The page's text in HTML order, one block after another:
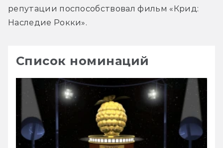
репутации поспособствовал фильм «Крид:
Наследие Рокки».
Список номинаций